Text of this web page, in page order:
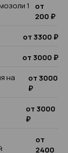
1
от
200 ₽
от 3300 ₽
от 3000 ₽
на
от 3000
₽
от 3000
₽
от
2400